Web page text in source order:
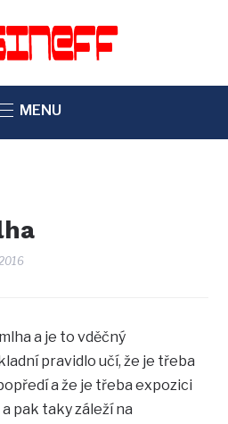
MENU
a je to vděčný
pravidlo učí, že je třeba
a že je třeba expozici
pak taky záleží na